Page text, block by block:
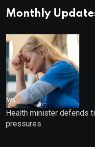
Monthly
Health minister defends
pressures